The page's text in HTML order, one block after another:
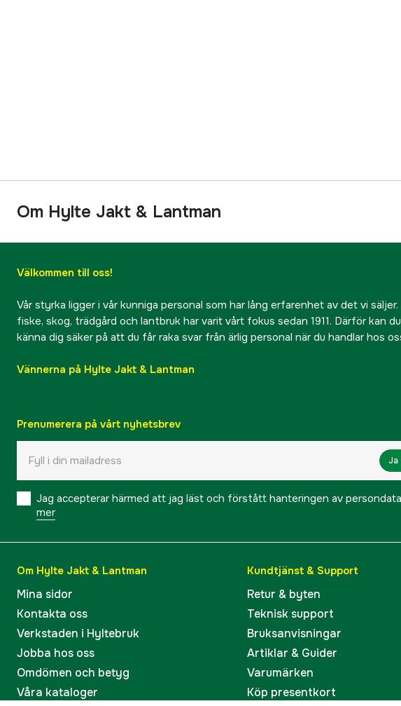
Om Hylte Jakt & Lantman
Välkommen till oss!
Vår styrka ligger i vår kunniga personal som har lång erfarenhet av det vi säljer.
fiske, skog, trädgård och lantbruk har varit vårt fokus sedan 1911. Därför kan
känna dig säker på att du får raka svar från ärlig personal när du handlar hos
Vännerna på Hylte Jakt & Lantman
Prenumerera på vårt nyhetsbrev
Ja
Jag accepterar härmed att jag läst och förstått hanteringen av
mer
Om Hylte Jakt & Lantman
Mina sidor
Kontakta oss
Verkstaden i Hyltebruk
Jobba hos oss
Omdömen och betyg
Våra kataloger
Kundtjänst & Support
Retur & byten
Teknisk support
Bruksanvisningar
Artiklar & Guider
Varumärken
Köp presentkort